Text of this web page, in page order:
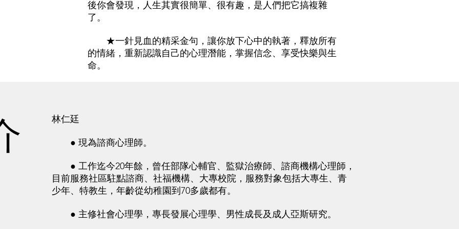
後你會發現，人生其實很簡單、很有趣，是人們把它搞複雜
了。
★一針見血的精采金句，讓你放下心中的執著，釋放所有
的情緒，重新認識自己的心理潛能，掌握信念、享受快樂與生
命。
林仁廷
● 現為諮商心理師。
● 工作迄今20年餘，曾任部隊心輔官、監獄治療師、諮商機構心理師，
目前服務社區駐點諮商、社福機構、大專校院，服務對象包括大專生、青
少年、特教生，年齡從幼稚園到70多歲都有。
● 主修社會心理學，專長發展心理學、男性成長及成人亞斯研究。